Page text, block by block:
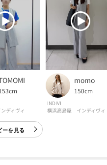
ディヴィ
momo
150cm
INDIVI
横浜高島屋 インディヴィ
ーを見る